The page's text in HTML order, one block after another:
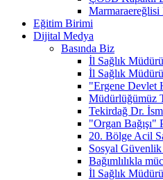
Eğitim Birimi
Dijital Medya
Basında Biz
İl Sağlık
İl Sağlık
"Ergene Devlet
Müdürlüğümüz
Tekirdağ Dr.
"Organ Bağışı"
20. Bölge Acil
Sosyal Güvenlik
Bağımlılıkla
İl Sağlık